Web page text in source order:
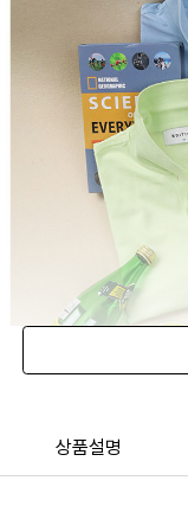
상품설명